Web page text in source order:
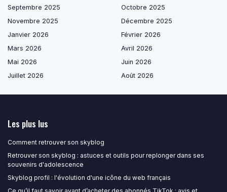
Septembre 2025
Octobre 2025
Novembre 2025
Décembre 2025
Janvier 2026
Février 2026
Mars 2026
Avril 2026
Mai 2026
Juin 2026
Juillet 2026
Août 2026
Les plus lus
Comment retrouver son skyblog
Retrouver son skyblog : astuces et outils pour replonger dans ses
souvenirs d'adolescence
Skyblog profil : l'évolution d'une icône du web français